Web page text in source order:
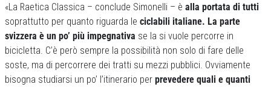
«La Raetica Classica – conclude Simonelli – è alla portata di tutti
soprattutto per quanto riguarda le ciclabili italiane. La parte
svizzera è un po’ più impegnativa se la si vuole percorre in
bicicletta. C’è però sempre la possibilità non solo di fare delle
soste, ma di percorrere dei tratti su mezzi pubblici. Ovviamente
bisogna studiarsi un po’ l’itinerario per prevedere quali e quanti